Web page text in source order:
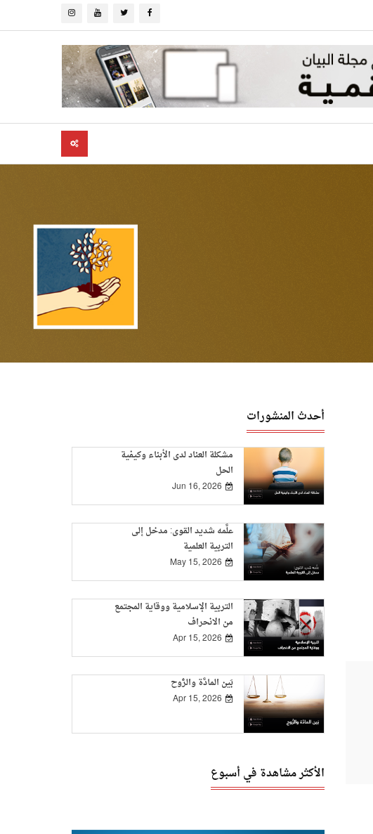
أحدث المنشورات
مشكلة العناد لدى الأبناء وكيفية
الحل
Jun 16, 2026
علَّمه شديد القوى: مدخل إلى
التربية العلمية
May 15, 2026
التربية الإسلامية ووقاية المجتمع
من الانحراف
Apr 15, 2026
بَين المادَّة والرُّوح
Apr 15, 2026
الأكثر مشاهدة في أسبوع